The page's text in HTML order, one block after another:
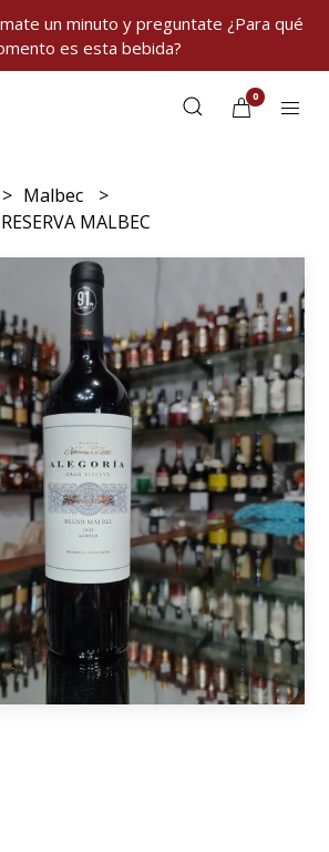
un minuto y preguntate ¿Para qué
es esta bebida?
0
Malbec
MALBEC